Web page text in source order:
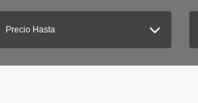
Precio Hasta